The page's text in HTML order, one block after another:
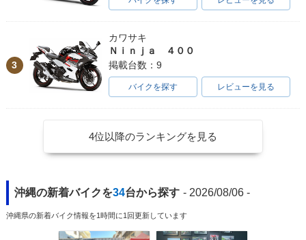
3
カワサキ
Ｎｉｎｊａ ４００
掲載台数：9
バイクを探す レビューを見る
4位以降のランキングを見る
沖縄の新着バイクを34台から探す - 2026/08/06 -
沖縄県の新着バイク情報を1時間に1回更新しています